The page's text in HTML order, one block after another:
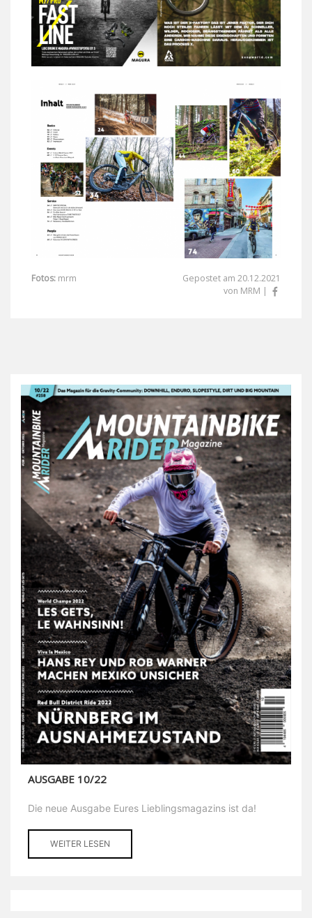
Fotos: mrm
Gepostet am 20.12.2021
von MRM |
AUSGABE 10/22
Die neue Ausgabe Eures Lieblingsmagazins ist da!
WEITER LESEN